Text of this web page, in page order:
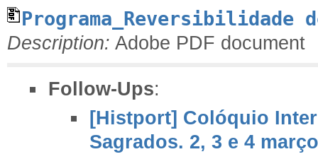
Programa_Reversibilidade
Description: Adobe PDF document
Follow-Ups:
[Histport] Colóquio
Sagrados. 2, 3 e 4